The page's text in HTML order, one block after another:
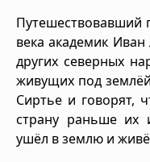
Путешествовавший
века академик
других северных
живущих под
Сиртье и говорят,
страну раньше их
ушёл в землю и